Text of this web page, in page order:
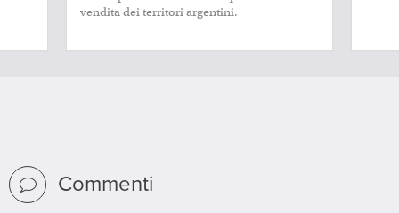
vendita dei territori argentini.
Commenti